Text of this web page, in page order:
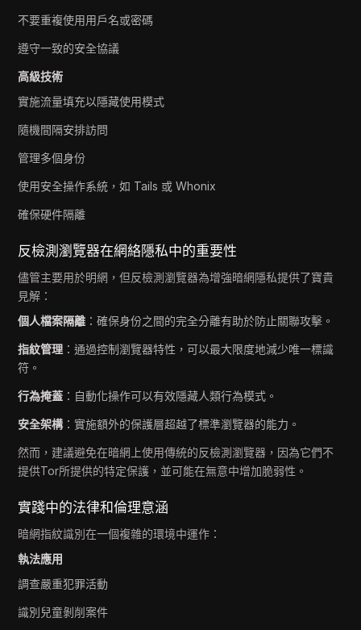
不要重複使用用戶名或密碼
遵守一致的安全協議
高級技術
實施流量填充以隱藏使用模式
隨機間隔安排訪問
管理多個身份
使用安全操作系統，如 Tails 或 Whonix
確保硬件隔離
反檢測瀏覽器在網絡隱私中的重要性
儘管主要用於明網，但反檢測瀏覽器為增強暗網隱私提供了寶貴
見解：
個人檔案隔離 ：確保身份之間的完全分離有助於防止關聯攻擊。
指紋管理 ：通過控制瀏覽器特性，可以最大限度地減少唯一標識
符。
行為掩蓋 ：自動化操作可以有效隱藏人類行為模式。
安全架構：實施額外的保護層超越了標準瀏覽器的能力。
然而，建議避免在暗網上使用傳統的反檢測瀏覽器，因為它們不
提供Tor所提供的特定保護，並可能在無意中增加脆弱性。
實踐中的法律和倫理意涵
暗網指紋識別在一個複雜的環境中運作：
執法應用
調查嚴重犯罪活動
識別兒童剝削案件